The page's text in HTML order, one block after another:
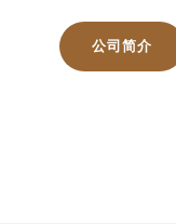
公司简介